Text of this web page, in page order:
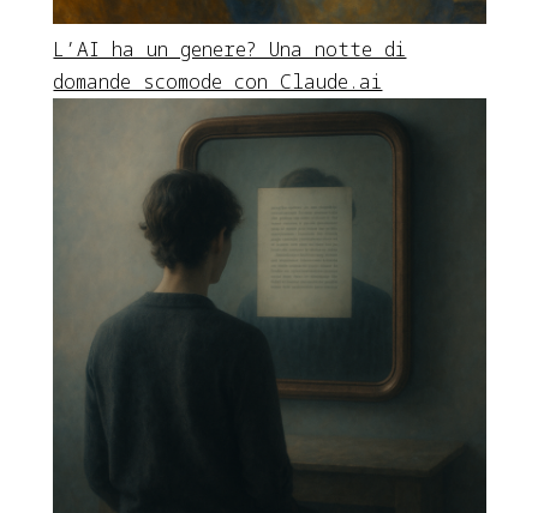
L’AI ha un genere? Una notte di
domande scomode con Claude.ai